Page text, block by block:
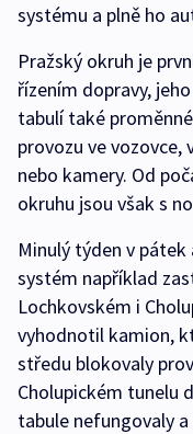
systému a plně ho
Pražský okruh je
řízením dopravy,
tabulí také
provozu ve
nebo kamery. Od
okruhu jsou však s
Minulý týden v
systém například
Lochkovském i
vyhodnotil kamion,
středu blokovaly
Cholupickém tunelu
tabule nefungovaly